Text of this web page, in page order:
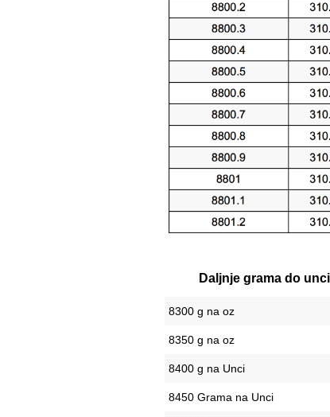
Daljnje grama do
8300 g na oz
8350 g na oz
8400 g na Unci
8450 Grama na Unci